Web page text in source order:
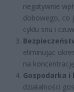
negatywnie
dobowego, co
cyklu snu i
eliminując
na
Gospodarka i
działalności